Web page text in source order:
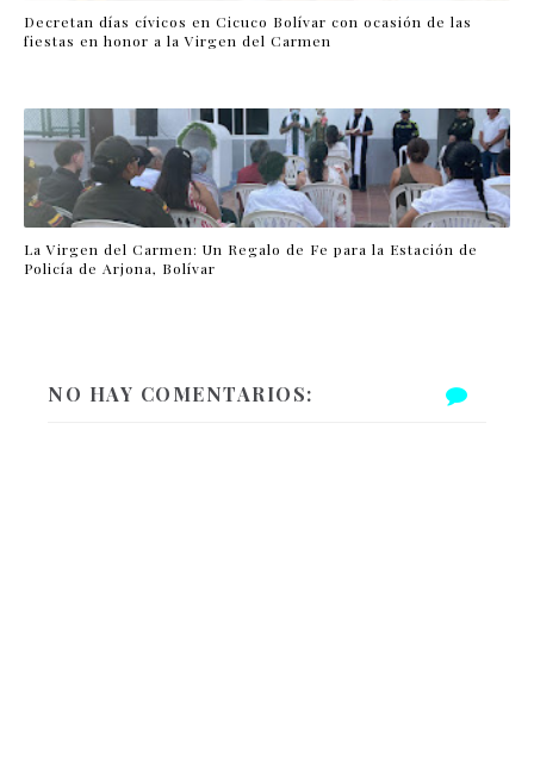
Decretan días cívicos en Cicuco Bolívar con ocasión de las
fiestas en honor a la Virgen del Carmen
La Virgen del Carmen: Un Regalo de Fe para la Estación de
Policía de Arjona, Bolívar
NO HAY COMENTARIOS: